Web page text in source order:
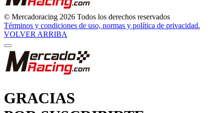
© Mercadoracing 2026 Todos los derechos reservados
Términos y condiciones de uso, normas y política de privacidad.
VOLVER ARRIBA
POR SUSCRIBIRTE